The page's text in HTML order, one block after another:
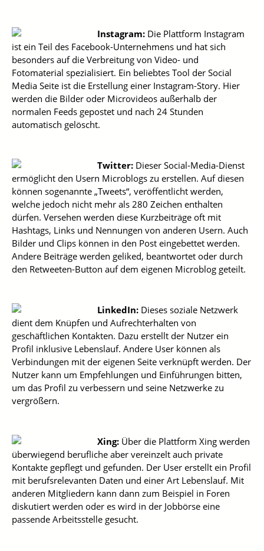
Instagram: Die Plattform Instagram
ist ein Teil des Facebook-Unternehmens und hat sich
besonders auf die Verbreitung von Video- und
Fotomaterial spezialisiert. Ein beliebtes Tool der Social
Media Seite ist die Erstellung einer Instagram-Story. Hier
werden die Bilder oder Microvideos außerhalb der
normalen Feeds gepostet und nach 24 Stunden
automatisch gelöscht.
Twitter: Dieser Social-Media-Dienst
ermöglicht den Usern Microblogs zu erstellen. Auf diesen
können sogenannte „Tweets“, veröffentlicht werden,
welche jedoch nicht mehr als 280 Zeichen enthalten
dürfen. Versehen werden diese Kurzbeiträge oft mit
Hashtags, Links und Nennungen von anderen Usern. Auch
Bilder und Clips können in den Post eingebettet werden.
Andere Beiträge werden geliked, beantwortet oder durch
den Retweeten-Button auf dem eigenen Microblog geteilt.
LinkedIn: Dieses soziale Netzwerk
dient dem Knüpfen und Aufrechterhalten von
geschäftlichen Kontakten. Dazu erstellt der Nutzer ein
Profil inklusive Lebenslauf. Andere User können als
Verbindungen mit der eigenen Seite verknüpft werden. Der
Nutzer kann um Empfehlungen und Einführungen bitten,
um das Profil zu verbessern und seine Netzwerke zu
vergrößern.
Xing: Über die Plattform Xing werden
überwiegend berufliche aber vereinzelt auch private
Kontakte gepflegt und gefunden. Der User erstellt ein Profil
mit berufsrelevanten Daten und einer Art Lebenslauf. Mit
anderen Mitgliedern kann dann zum Beispiel in Foren
diskutiert werden oder es wird in der Jobbörse eine
passende Arbeitsstelle gesucht.